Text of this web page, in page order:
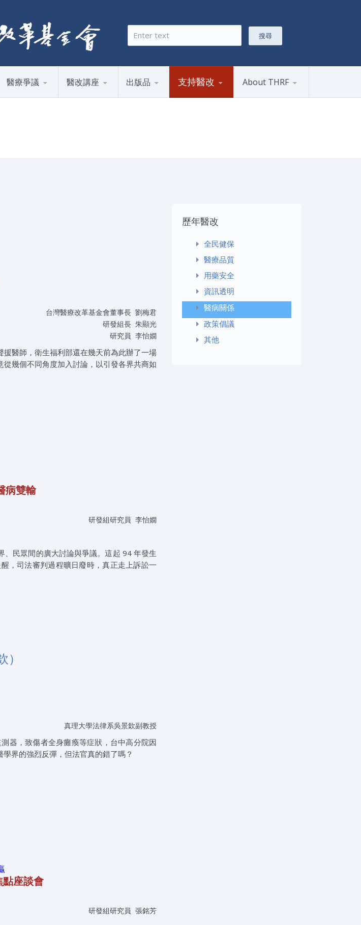
搜尋表單
搜尋
醫療爭議 醫改講座 出版品 支持醫改 About THRF
台灣醫療改革基金會董事長 劉梅君
研發組長 朱顯光
研究員 李怡嫺
醫師，衛生福利部還在幾天前為此辦了一場
幾個不同角度加入討論，以引發各界共商如
病雙輸
研發組研究員 李怡嫺
民眾間的廣大討論與爭議。這起 94 年發生
，司法審判過程曠日廢時，真正走上訴訟一
真理大學法律系吳景欽副教授
器，致傷者全身癱瘓等症狀，台中高分院因
界的強烈反彈，但法官真的錯了嗎？
座談會
研發組研究員 張銘芳
歷年醫改
全民健保
醫療品質
用藥安全
資訊透明
醫病關係
政策倡議
其他